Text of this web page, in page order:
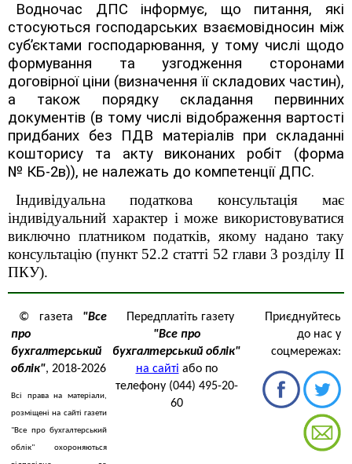
Водночас ДПС інформує, що питання, які
стосуються господарських взаємовідносин між
суб’єктами господарювання, у тому числі щодо
формування та узгодження сторонами
договірної ціни (визначення її складових частин),
а також порядку складання первинних
документів (в тому числі відображення вартості
придбаних без ПДВ матеріалів при складанні
кошторису та акту виконаних робіт (форма
№ КБ-2в)), не належать до компетенції ДПС.
Індивідуальна податкова консультація має
індивідуальний характер і може використовуватися
виключно платником податків, якому надано таку
консультацію (пункт 52.2 статті 52 глави 3 розділу ІІ
ПКУ).
© газета "Все
про
бухгалтерський
облік", 2018-2026
Всі права на матеріали,
розміщені на сайті газети
"Все про бухгалтерський
облік" охороняються
Передплатіть газету
"Все про
бухгалтерський облік"
на сайті або по
телефону (044) 495-20-
60
Приєднуйтесь
до нас у
соцмережах: